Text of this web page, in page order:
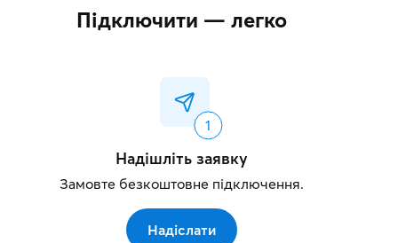
Підключити — легко
Надішліть заявку
Замовте безкоштовне підключення.
Надіслати